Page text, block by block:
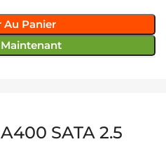
Au Panier
SATA 2.5